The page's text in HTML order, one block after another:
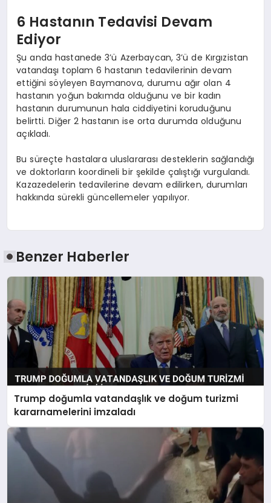
6 Hastanın Tedavisi Devam
Ediyor
Şu anda hastanede 3’ü Azerbaycan, 3’ü de Kırgızistan
vatandaşı toplam 6 hastanın tedavilerinin devam
ettiğini söyleyen Baymanova, durumu ağır olan 4
hastanın yoğun bakımda olduğunu ve bir kadın
hastanın durumunun hala ciddiyetini koruduğunu
belirtti. Diğer 2 hastanın ise orta durumda olduğunu
açıkladı.
Bu süreçte hastalara uluslararası desteklerin sağlandığı
ve doktorların koordineli bir şekilde çalıştığı vurgulandı.
Kazazedelerin tedavilerine devam edilirken, durumları
hakkında sürekli güncellemeler yapılıyor.
Benzer Haberler
Trump doğumla vatandaşlık ve doğum turizmi
kararnamelerini imzaladı